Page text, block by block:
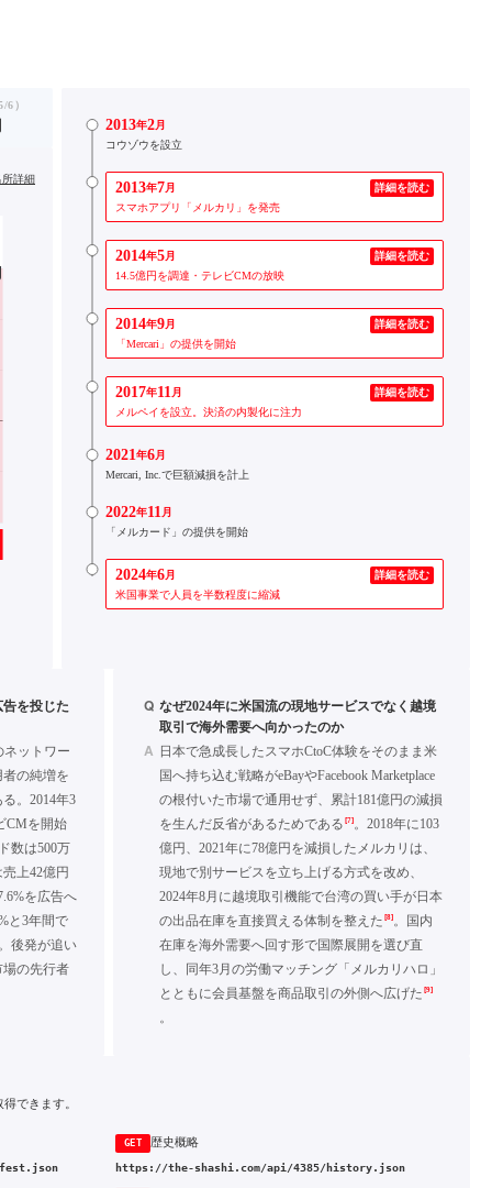
6）
所詳細
2013年2月
コウゾウを設立
2013年7月
詳細を読む
スマホアプリ「メルカリ」を発売
2014年5月
詳細を読む
14.5億円を調達・テレビCMの放映
2014年9月
詳細を読む
「Mercari」の提供を開始
2017年11月
詳細を読む
メルペイを設立。決済の内製化に注力
2021年6月
Mercari, Inc.で巨額減損を計上
2022年11月
「メルカード」の提供を開始
2024年6月
詳細を読む
米国事業で人員を半数程度に縮減
を投じた
ネットワー
の純増を
。2014年3
CMを開始
数は500万
上42億円
を広告へ
と3年間で
後発が追い
の先行者
Q なぜ2024年に米国流の現地サービスでなく越境
取引で海外需要へ向かったのか
A 日本で急成長したスマホCtoC体験をそのまま米
国へ持ち込む戦略がeBayやFacebook Marketplace
の根付いた市場で通用せず、累計181億円の減損
を生んだ反省があるためである [7]。2018年に103
億円、2021年に78億円を減損したメルカリは、
現地で別サービスを立ち上げる方式を改め、
2024年8月に越境取引機能で台湾の買い手が日本
の出品在庫を直接買える体制を整えた [8]。国内
在庫を海外需要へ回す形で国際展開を選び直
し、同年3月の労働マッチング「メルカリハロ」
とともに会員基盤を商品取引の外側へ広げた [9]
。
できます。
GET 歴史概略
https://the-shashi.com/api/4385/history.json